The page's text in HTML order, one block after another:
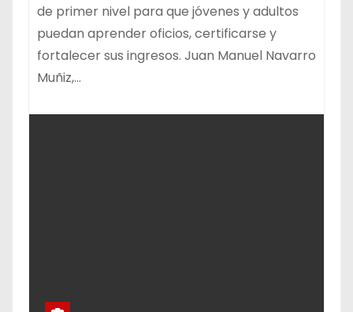
de primer nivel para que jóvenes y adultos
puedan aprender oficios, certificarse y
fortalecer sus ingresos. Juan Manuel Navarro
Muñiz,…